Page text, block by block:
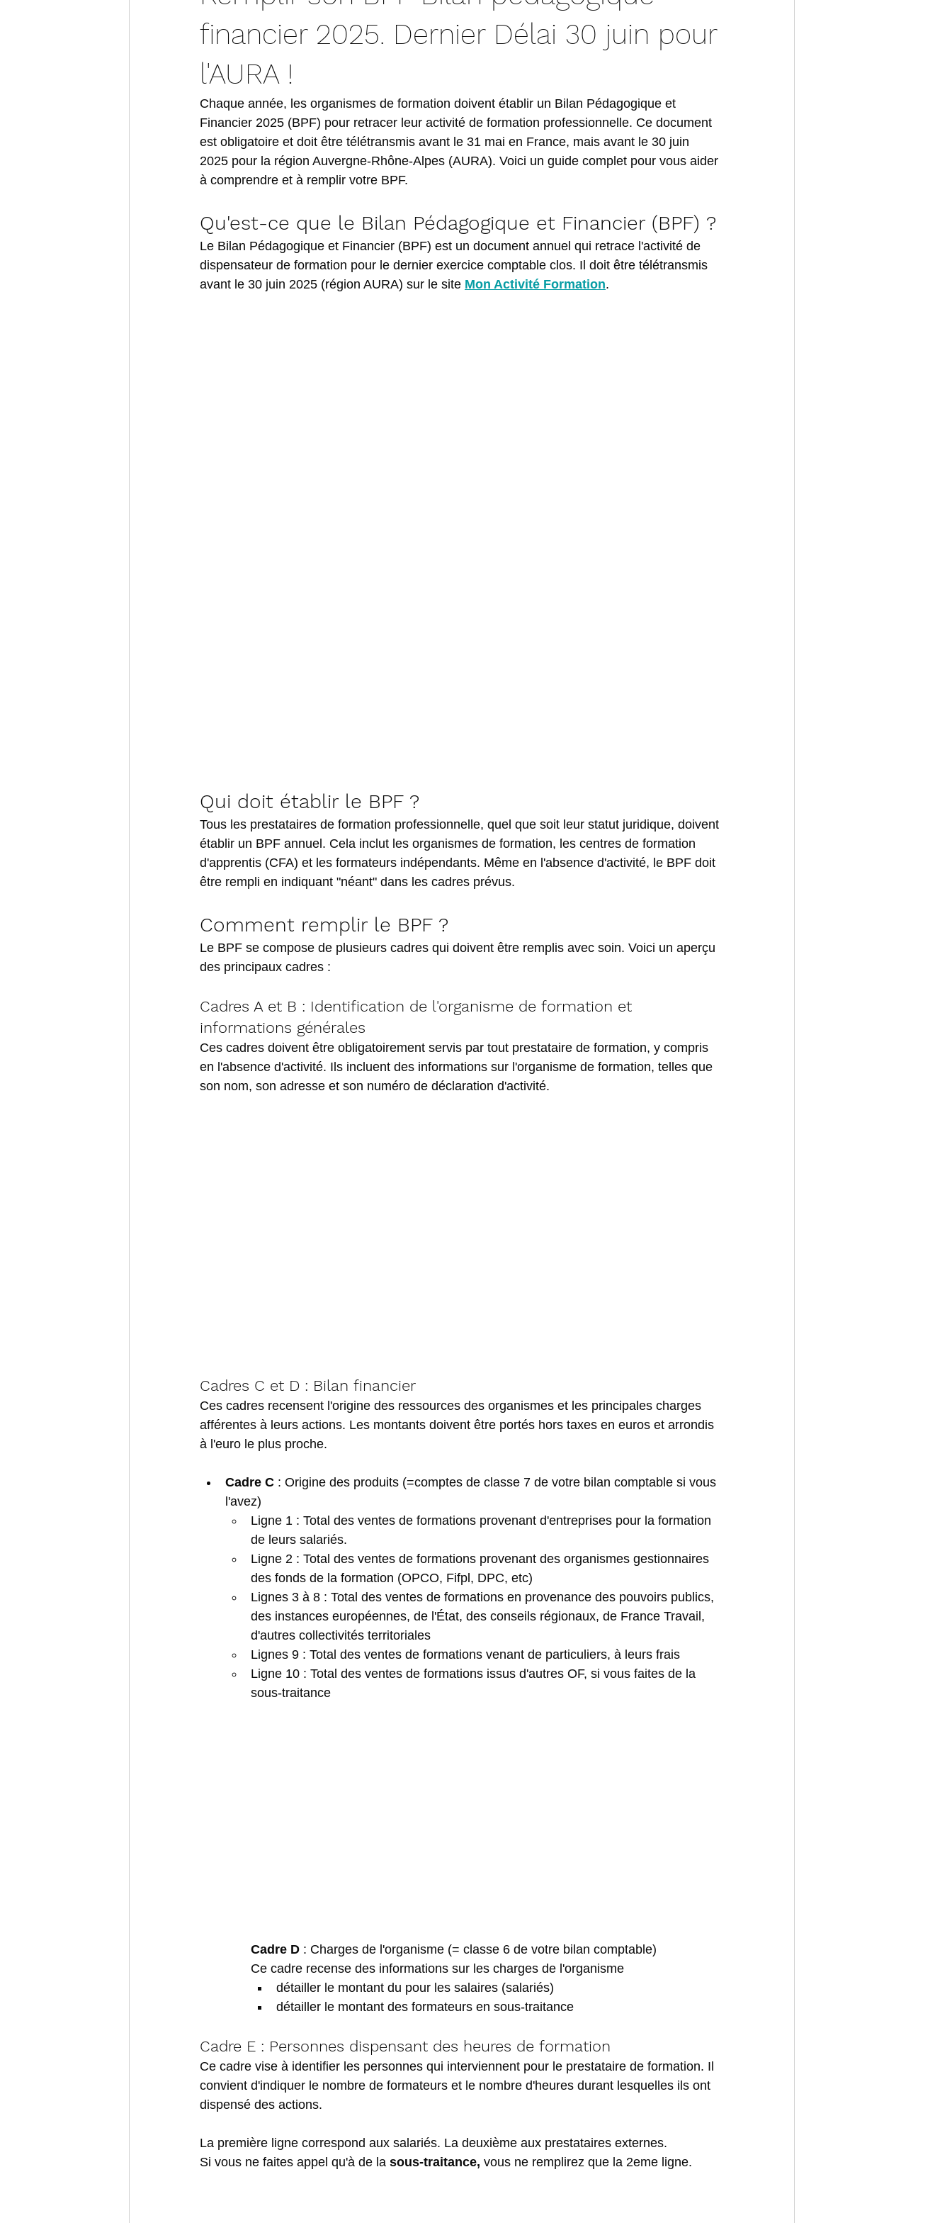
financier 2025. Dernier Délai 30 juin pour
l'AURA !
Chaque année, les organismes de formation doivent établir un Bilan Pédagogique et
Financier 2025 (BPF) pour retracer leur activité de formation professionnelle. Ce document
est obligatoire et doit être télétransmis avant le 31 mai en France, mais avant le 30 juin
2025 pour la région Auvergne-Rhône-Alpes (AURA). Voici un guide complet pour vous aider
à comprendre et à remplir votre BPF.
Qu'est-ce que le Bilan Pédagogique et Financier (BPF) ?
Le Bilan Pédagogique et Financier (BPF) est un document annuel qui retrace l'activité de
dispensateur de formation pour le dernier exercice comptable clos. Il doit être télétransmis
avant le 30 juin 2025 (région AURA) sur le site Mon Activité Formation.
Qui doit établir le BPF ?
Tous les prestataires de formation professionnelle, quel que soit leur statut juridique, doivent
établir un BPF annuel. Cela inclut les organismes de formation, les centres de formation
d'apprentis (CFA) et les formateurs indépendants. Même en l'absence d'activité, le BPF doit
être rempli en indiquant "néant" dans les cadres prévus.
Comment remplir le BPF ?
Le BPF se compose de plusieurs cadres qui doivent être remplis avec soin. Voici un aperçu
des principaux cadres :
Cadres A et B : Identification de l'organisme de formation et
informations générales
Ces cadres doivent être obligatoirement servis par tout prestataire de formation, y compris
en l'absence d'activité. Ils incluent des informations sur l'organisme de formation, telles que
son nom, son adresse et son numéro de déclaration d'activité.
Cadres C et D : Bilan financier
Ces cadres recensent l'origine des ressources des organismes et les principales charges
afférentes à leurs actions. Les montants doivent être portés hors taxes en euros et arrondis
à l'euro le plus proche.
Cadre C : Origine des produits (=comptes de classe 7 de votre bilan comptable si vous
l'avez)
Ligne 1 : Total des ventes de formations provenant d'entreprises pour la formation
de leurs salariés.
Ligne 2 : Total des ventes de formations provenant des organismes gestionnaires
des fonds de la formation (OPCO, Fifpl, DPC, etc)
Lignes 3 à 8 : Total des ventes de formations en provenance des pouvoirs publics,
des instances européennes, de l'État, des conseils régionaux, de France Travail,
d'autres collectivités territoriales
Lignes 9 : Total des ventes de formations venant de particuliers, à leurs frais
Ligne 10 : Total des ventes de formations issus d'autres OF, si vous faites de la
sous-traitance
Cadre D : Charges de l'organisme (= classe 6 de votre bilan comptable)
Ce cadre recense des informations sur les charges de l'organisme
détailler le montant du pour les salaires (salariés)
détailler le montant des formateurs en sous-traitance
Cadre E : Personnes dispensant des heures de formation
Ce cadre vise à identifier les personnes qui interviennent pour le prestataire de formation. Il
convient d'indiquer le nombre de formateurs et le nombre d'heures durant lesquelles ils ont
dispensé des actions.
La première ligne correspond aux salariés. La deuxième aux prestataires externes.
Si vous ne faites appel qu'à de la sous-traitance, vous ne remplirez que la 2eme ligne.